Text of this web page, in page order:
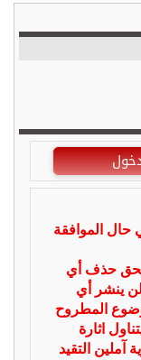
حال الموافقة
بحق حذف أي
ينشر أي
المطروح
اثارة
آملين التقيد